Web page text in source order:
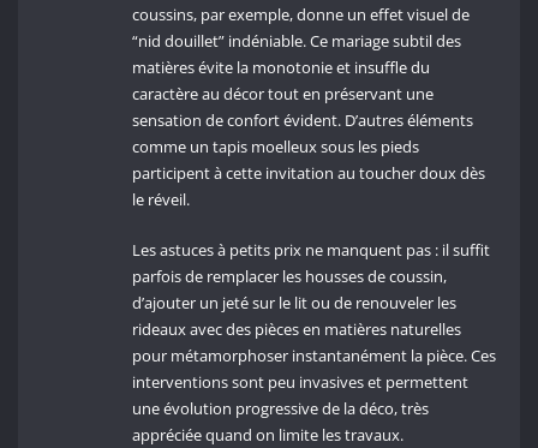
coussins, par exemple, donne un effet visuel de
“nid douillet” indéniable. Ce mariage subtil des
matières évite la monotonie et insuffle du
caractère au décor tout en préservant une
sensation de confort évident. D’autres éléments
comme un tapis moelleux sous les pieds
participent à cette invitation au toucher doux dès
le réveil.
Les astuces à petits prix ne manquent pas : il suffit
parfois de remplacer les housses de coussin,
d’ajouter un jeté sur le lit ou de renouveler les
rideaux avec des pièces en matières naturelles
pour métamorphoser instantanément la pièce. Ces
interventions sont peu invasives et permettent
une évolution progressive de la déco, très
appréciée quand on limite les travaux.